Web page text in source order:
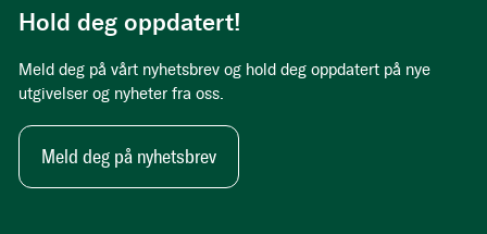
Hold deg oppdatert!
Meld deg på vårt nyhetsbrev og hold deg oppdatert på nye
utgivelser og nyheter fra oss.
Meld deg på nyhetsbrev